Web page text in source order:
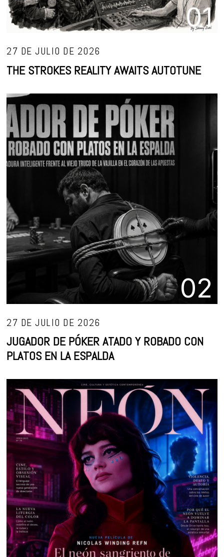
01
27 DE JULIO DE 2026
THE STROKES REALITY AWAITS AUTOTUNE
02
27 DE JULIO DE 2026
JUGADOR DE PÓKER ATADO Y ROBADO CON
PLATOS EN LA ESPALDA